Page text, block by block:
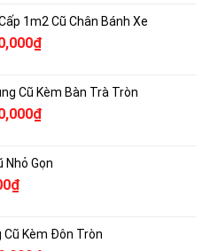
là:
1,500,000₫.
1m2 Cũ Chân Bánh Xe
₫Giá
là:
1,200,000₫.
Cũ Kèm Bàn Trà Tròn
₫Giá
là:
Nhỏ Gọn
₫Giá
là:
Cũ Kèm Đôn Tròn